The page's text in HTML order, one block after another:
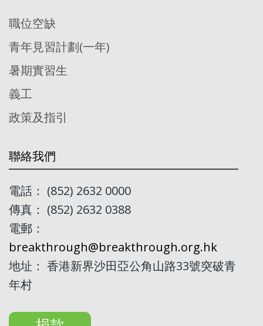
職位空缺
青年見習計劃(一年)
暑期實習生
義工
政策及指引
聯絡我們
電話： (852) 2632 0000
傳真： (852) 2632 0388
電郵：
breakthrough@breakthrough.org.hk
地址： 香港新界沙田亞公角山路33號突破青
年村